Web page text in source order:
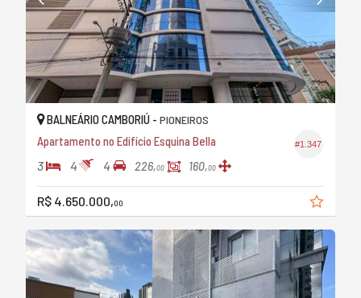
#1.347
BALNEÁRIO CAMBORIÚ - PIONEIROS
Apartamento no Edifício Esquina Bella
3 4 4 226,00 160,00
R$ 4.650.000,00